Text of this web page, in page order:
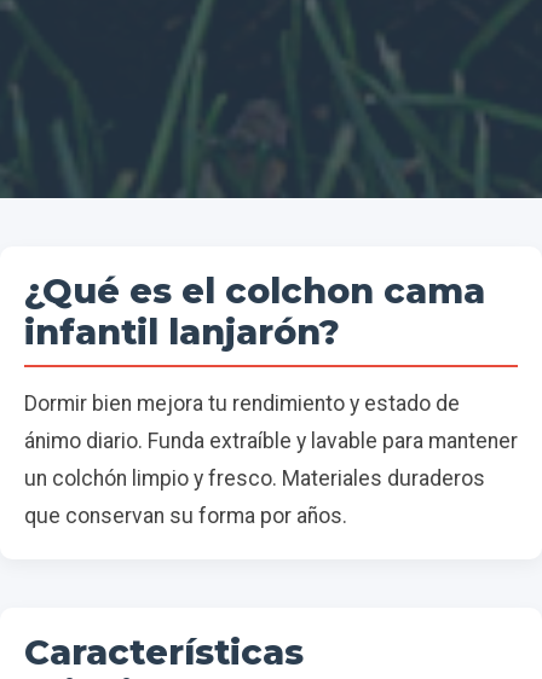
¿Qué es el colchon cama
infantil lanjarón?
Dormir bien mejora tu rendimiento y estado de
ánimo diario. Funda extraíble y lavable para mantener
un colchón limpio y fresco. Materiales duraderos
que conservan su forma por años.
Características